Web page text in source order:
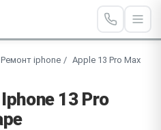
Ремонт iphone
Apple 13 Pro Max
13 Pro